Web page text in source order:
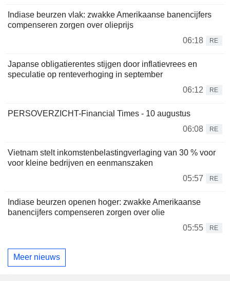
Indiase beurzen vlak: zwakke Amerikaanse banencijfers
compenseren zorgen over olieprijs
06:18
RE
Japanse obligatierentes stijgen door inflatievrees en
speculatie op renteverhoging in september
06:12
RE
PERSOVERZICHT-Financial Times - 10 augustus
06:08
RE
Vietnam stelt inkomstenbelastingverlaging van 30 % voor
voor kleine bedrijven en eenmanszaken
05:57
RE
Indiase beurzen openen hoger: zwakke Amerikaanse
banencijfers compenseren zorgen over olie
05:55
RE
Meer nieuws